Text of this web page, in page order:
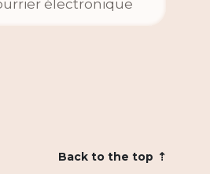
Back to the top